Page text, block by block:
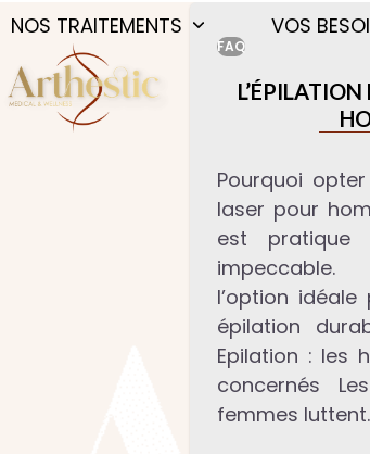
Skip
content
NOS TRAITEMENTS VOS
FAQ
L’ÉPILATION
Pourquoi
laser pour
est pratique
impeccable.
l’option
épilation
Epilation : les
concernés
femmes